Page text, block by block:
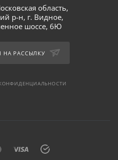
область,
р-н, г. Видное,
шоссе, 6Ю
НА РАССЫЛКУ